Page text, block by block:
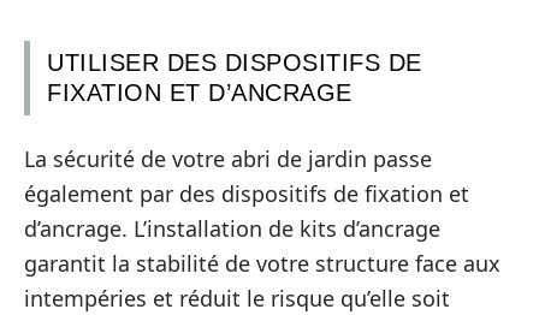
UTILISER DES DISPOSITIFS DE
FIXATION ET D’ANCRAGE
La sécurité de votre abri de jardin passe
également par des dispositifs de fixation et
d’ancrage. L’installation de kits d’ancrage
garantit la stabilité de votre structure face aux
intempéries et réduit le risque qu’elle soit